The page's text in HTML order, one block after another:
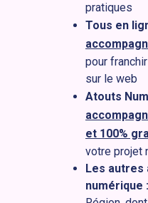
pratiques
Tous en
pour
sur le web
Atouts
et 100%
votre projet
Les autres
numérique :